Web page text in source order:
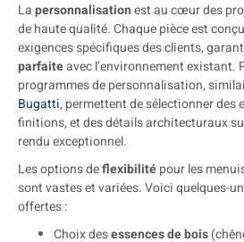
Lapersonnalisationest au cœur des
de haute qualité. Chaque pièce est
exigences spécifiques des clients,
parfaiteavec l’environnement existant.
programmes de personnalisation,
Bugatti, permettent de sélectionner des
finitions, et des détails architecturaux
rendu exceptionnel.
Les options deflexibilitépour les
sont vastes et variées. Voici quelques-
offertes :
Choix desessences de bois